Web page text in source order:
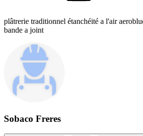
plâtrerie traditionnel étanchéité a l'air
bande a joint
Sobaco Freres